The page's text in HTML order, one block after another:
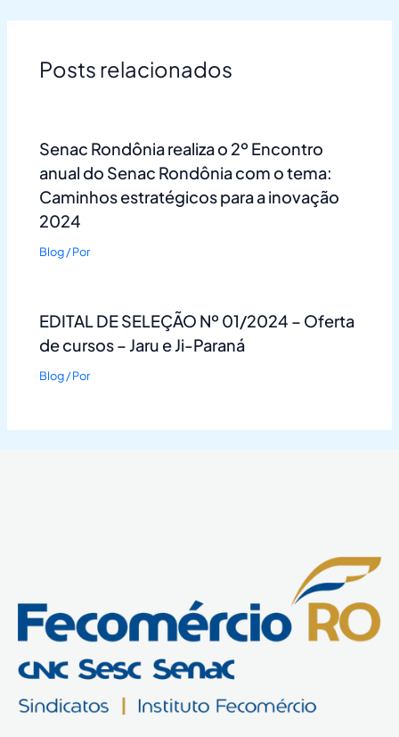
Posts relacionados
Senac Rondônia realiza o 2º Encontro
anual do Senac Rondônia com o tema:
Caminhos estratégicos para a inovação
2024
Blog/ Por
EDITAL DE SELEÇÃO Nº 01/2024 – Oferta
de cursos – Jaru e Ji-Paraná
Blog/ Por